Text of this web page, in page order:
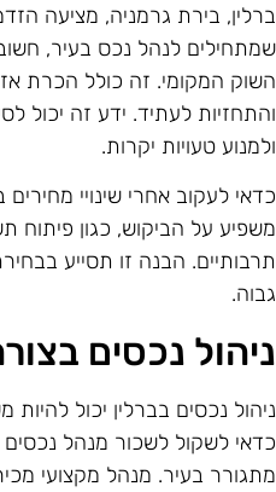
בירת גרמניה, מציעה
לנהל נכס בעיר,
המקומי. זה כולל הכרת
לעתיד. ידע זה יכול
טעויות יקרות.
לעקוב אחרי שינויי מחירים
על הביקוש, כגון פיתוח
הבנה זו תסייע
נכסים
נכסים בברלין יכול
לשקול לשכור מנהל נכסים
בעיר. מנהל מקצועי מכיר